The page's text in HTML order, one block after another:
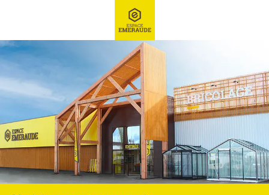
Ex : Robot tondeuse, ...
Nos sélections
CONSERVATION ET MISE SOUS VIDE :
CONSERVEZ VOS SAVEURS MAISON
173produits Affiner